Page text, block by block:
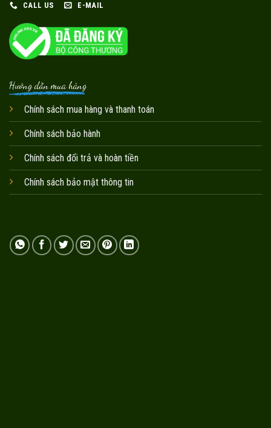
CALL US E-MAIL
Hướng dẫn mua hàng
Chính sách mua hàng và thanh toán
Chính sách bảo hành
Chính sách đổi trả và hoàn tiền
Chính sách bảo mật thông tin